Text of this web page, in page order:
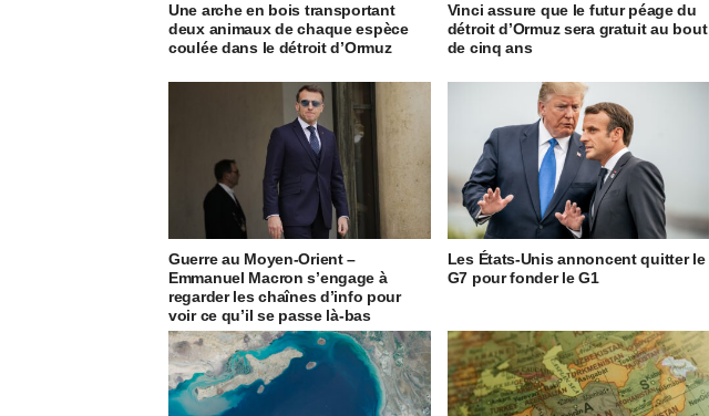
Une arche en bois transportant
deux animaux de chaque espèce
coulée dans le détroit d’Ormuz
Vinci assure que le futur péage du
détroit d’Ormuz sera gratuit au bout
de cinq ans
Guerre au Moyen-Orient –
Emmanuel Macron s’engage à
regarder les chaînes d’info pour
voir ce qu’il se passe là-bas
Les États-Unis annoncent quitter le
G7 pour fonder le G1